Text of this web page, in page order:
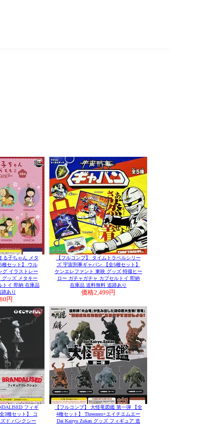
る子ちゃん メタ
種セット】 ウル
グ イラストレー
グッズ メタキー
トイ 即納 在庫品
あり
円
【フルコンプ】 タイムトラベルシリー
ズ 宇宙刑事ギャバン 【全5種セット】
ケンエレファント 東映 グッズ 特撮ヒー
ロー ガチャガチャ カプセルトイ 即納
在庫品 送料無料 追跡あり
価格2,499円
フィギ
3種セット】 コ
ド バンクシー
【フルコンプ】 大怪竜図鑑 第一弾 【全
4種セット】 Threezero×エイチエムエー
Dai Kairyu Zukan グッズ フィギュア 造